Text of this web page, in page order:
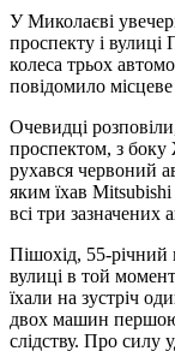
У Миколаєві
проспекту і
колеса трьох
повідомило
Очевидці
проспектом, з боку
рухався червоний
яким їхав
всі три зазначених
Пішохід, 55-
вулиці в той
їхали на зустріч
двох машин першою
слідству. Про силу